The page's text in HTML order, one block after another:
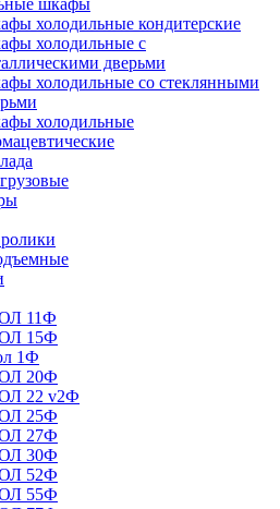
шкафы
холодильные кондитерские
холодильные с
дверьми
холодильные со стеклянными
холодильные
11Ф
15Ф
1Ф
20Ф
22 v2Ф
25Ф
27Ф
30Ф
52Ф
55Ф